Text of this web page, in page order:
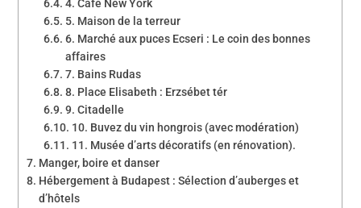
4. Café New York
5. Maison de la terreur
6. Marché aux puces Ecseri : Le coin des bonnes
affaires
7. Bains Rudas
8. Place Elisabeth : Erzsébet tér
9. Citadelle
10. Buvez du vin hongrois (avec modération)
11. Musée d’arts décoratifs (en rénovation).
Manger, boire et danser
Hébergement à Budapest : Sélection d’auberges et
d’hôtels